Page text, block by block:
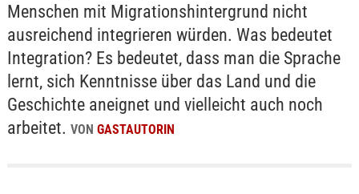
Menschen mit Migrationshintergrund nicht
ausreichend integrieren würden. Was bedeutet
Integration? Es bedeutet, dass man die Sprache
lernt, sich Kenntnisse über das Land und die
Geschichte aneignet und vielleicht auch noch
arbeitet. VON GASTAUTORIN